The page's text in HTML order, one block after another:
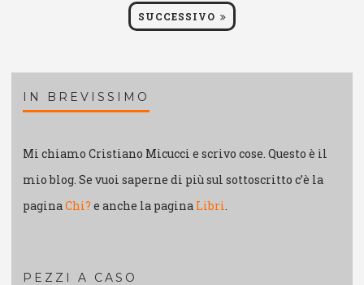
SUCCESSIVO
IN BREVISSIMO
Mi chiamo Cristiano Micucci e scrivo cose. Questo è il
mio blog. Se vuoi saperne di più sul sottoscritto c’è la
paginaChi? e anche la pagina Libri.
PEZZI A CASO